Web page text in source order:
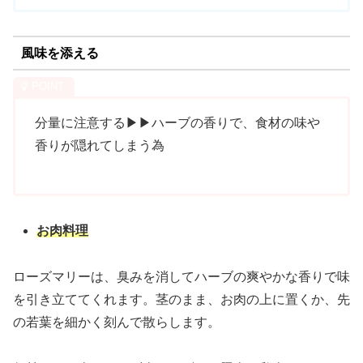
風味を添える
分量に注意する▶︎▶︎ハーブの香りで、食材の味や
香りが隠れてしまう為
お肉料理
ローズマリーは、臭みを消してハーブの爽やかな香りで味
を引き立ててくれます。茎のまま、お肉の上に置くか、先
の若葉を細かく刻んで散らします。